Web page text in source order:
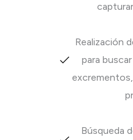
Realización
para
Búsqueda